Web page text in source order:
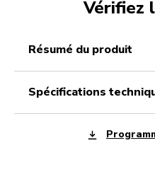
Vérifiez
résumé du produit
spécifications